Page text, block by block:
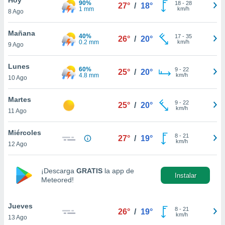
y
en
más
de
cookies
aceptar
8 Ago
90%
1 mm
27° / 18° 18- 28
km/h
Mañana
9 Ago
40%
0.2 mm
26° / 20° 17- 35
km/h
Lunes
10 Ago
60%
4.8 mm
25° / 20° 9- 22
km/h
Martes
11 Ago
25° / 20° 9- 22
km/h
Miércoles
12 Ago
27° / 19° 8- 21
km/h
¡Descarga GRATIS la app de
Meteored!
Instalar
Jueves
13 Ago
26° / 19° 8- 21
km/h